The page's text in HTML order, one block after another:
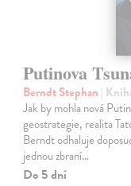
Putinova
Berndt Stephan |
Jak by mohla nová
geostrategie, realita
Berndt odhaluje
jednou zbraní…
Do 5 dní